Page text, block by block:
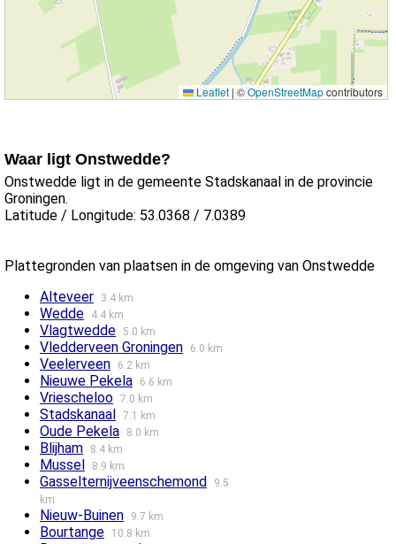
Leaflet | ©OpenStreetMapcontributors
Waar ligt Onstwedde?
Onstwedde ligt in de gemeente Stadskanaal in de provincie
Groningen.
Latitude / Longitude: 53.0368 / 7.0389
Plattegronden van plaatsen in de omgeving van Onstwedde
Alteveer
3.4 km
Wedde 4.4 km
Vlagtwedde 5.0 km
Vledderveen Groningen 6.0 km
Veelerveen 6.2 km
Nieuwe Pekela 6.6 km
Vriescheloo 7.0 km
Stadskanaal 7.1 km
Oude Pekela 8.0 km
Blijham 8.4 km
Mussel 8.9 km
Gasselternijveenschemond
9.5
km
Nieuw-Buinen 9.7 km
Bourtange 10.8 km